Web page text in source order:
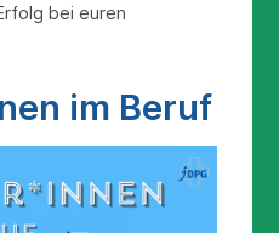
bei euren
im Beruf